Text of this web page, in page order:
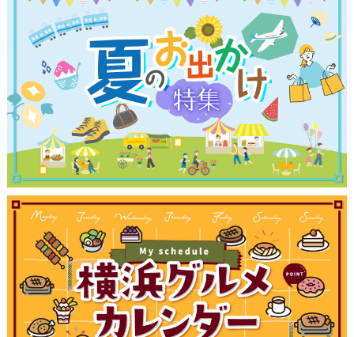
観光ガイド
ランキング
ブログ記事
サイトについて